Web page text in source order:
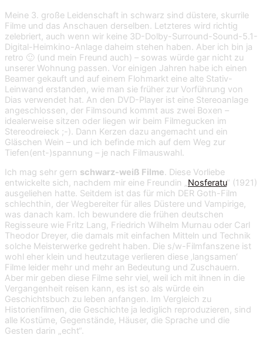
Meine 3. große Leidenschaft in schwarz sind düstere, skurrile
Filme und das Anschauen derselben. Letzteres wird richtig
zelebriert, auch wenn wir keine 3D-Dolby-Surround-Sound-5.1-
Digital-Heimkino-Anlage daheim stehen haben. Aber ich bin ja
retro 🙂 (und mein Freund auch) – sowas würde gar nicht zu
unserer Wohnung passen. Vor einigen Jahren habe ich einen
Beamer gekauft und auf einem Flohmarkt eine alte Stativ-
Leinwand erstanden, wie man sie früher zur Vorführung von
Dias verwendet hat. An den DVD-Player ist eine Stereoanlage
angeschlossen, der Filmsound kommt aus zwei Boxen –
idealerweise sitzen oder liegen wir beim Filmegucken im
Stereodreieck ;-). Dann Kerzen dazu angemacht und ein
Gläschen Wein – und ich befinde mich auf dem Weg zur
Tiefen(ent-)spannung – je nach Filmauswahl.
Ich mag sehr gern schwarz-weiß Filme. Diese Vorliebe
entwickelte sich, nachdem mir eine Freundin „Nosferatu“ (1921)
ausgeliehen hatte. Seitdem ist das für mich DER Goth-Film
schlechthin, der Wegbereiter für alles Düstere und Vampirige,
was danach kam. Ich bewundere die frühen deutschen
Regisseure wie Fritz Lang, Friedrich Wilhelm Murnau oder Carl
Theodor Dreyer, die damals mit einfachen Mitteln und Technik
solche Meisterwerke gedreht haben. Die s/w-Filmfanszene ist
wohl eher klein und heutzutage verlieren diese ‚langsamen‘
Filme leider mehr und mehr an Bedeutung und Zuschauern.
Aber mir geben diese Filme sehr viel, weil ich mit ihnen in die
Vergangenheit reisen kann, es ist so als würde ein
Geschichtsbuch zu leben anfangen. Im Vergleich zu
Historienfilmen, die Geschichte ja lediglich reproduzieren, sind
alle Kostüme, Gegenstände, Häuser, die Sprache und die
Gesten darin „echt“.